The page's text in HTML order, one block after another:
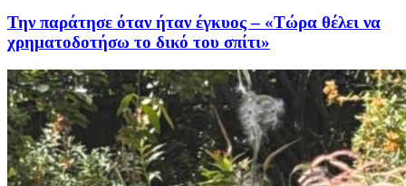
Την παράτησε όταν ήταν έγκυος – «Τώρα θέλει να
χρηματοδοτήσω το δικό του σπίτι»